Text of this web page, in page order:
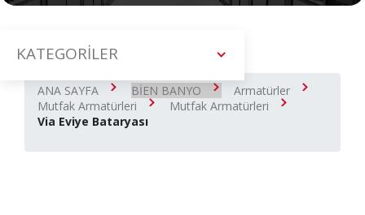
KATEGORİLER
ANA SAYFA BİEN BANYO
Armatürler
Mutfak Armatürleri
Mutfak Armatürleri
Via Eviye Bataryası